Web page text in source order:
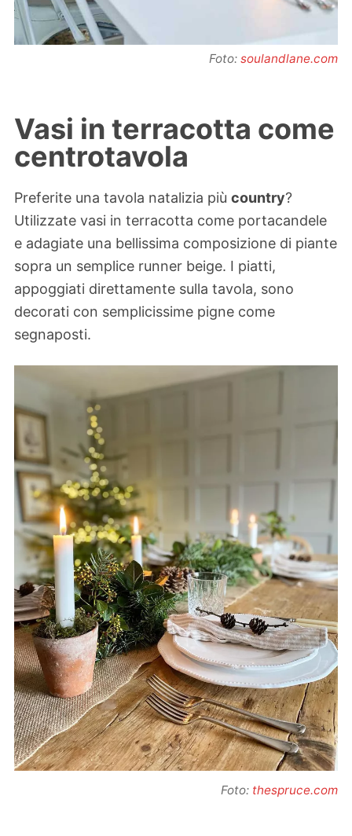
Foto: soulandlane.com
Vasi in terracotta come
centrotavola
Preferite una tavola natalizia più country?
Utilizzate vasi in terracotta come portacandele
e adagiate una bellissima composizione di piante
sopra un semplice runner beige. I piatti,
appoggiati direttamente sulla tavola, sono
decorati con semplicissime pigne come
segnaposti.
Foto: thespruce.com